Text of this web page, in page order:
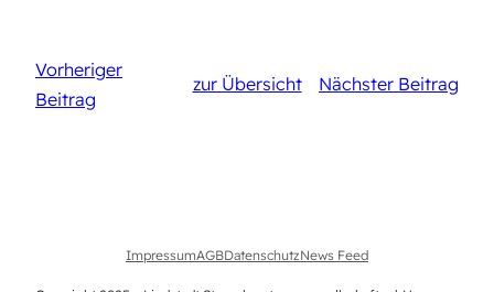
Vorheriger
Beitrag
zur Übersicht Nächster Beitrag
ImpressumAGBDatenschutzNews Feed